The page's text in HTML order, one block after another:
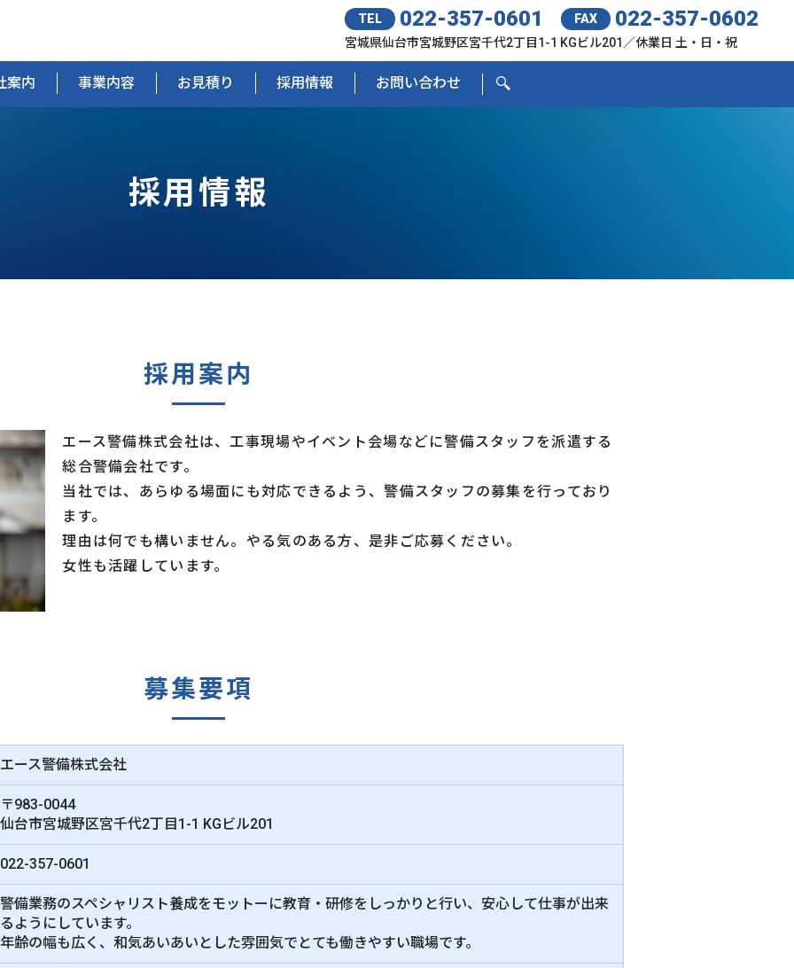
TEL 022-357-0601 FAX 022-357-0602
宮城県仙台市宮城野区宮千代2丁目1-1 KGビル201／休業日 土・日・祝
案内 事業内容 お見積り 採用情報 お問い合わせ
採用情報
採用案内
エース警備株式会社は、工事現場やイベント会場などに警備スタッフを派遣する
総合警備会社です。
当社では、あらゆる場面にも対応できるよう、警備スタッフの募集を行っており
ます。
理由は何でも構いません。やる気のある方、是非ご応募ください。
女性も活躍しています。
募集要項
エース警備株式会社
〒983-0044
仙台市宮城野区宮千代2丁目1-1 KGビル201
022-357-0601
警備業務のスペシャリスト養成をモットーに教育・研修をしっかりと行い、安心して仕事が出来
るようにしています。
年齢の幅も広く、和気あいあいとした雰囲気でとても働きやすい職場です。